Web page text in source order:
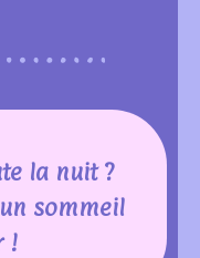
la nuit ?
sommeil
!